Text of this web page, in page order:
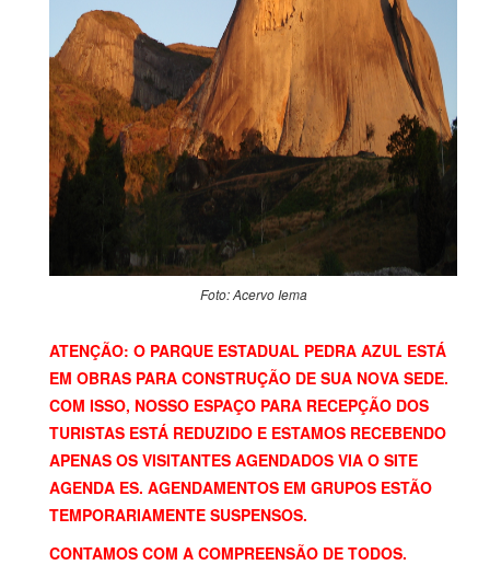
Foto: Acervo Iema
ATENÇÃO: O PARQUE ESTADUAL PEDRA AZUL ESTÁ
EM OBRAS PARA CONSTRUÇÃO DE SUA NOVA SEDE.
COM ISSO, NOSSO ESPAÇO PARA RECEPÇÃO DOS
TURISTAS ESTÁ REDUZIDO E ESTAMOS RECEBENDO
APENAS OS VISITANTES AGENDADOS VIA O SITE
AGENDA ES. AGENDAMENTOS EM GRUPOS ESTÃO
TEMPORARIAMENTE SUSPENSOS.
CONTAMOS COM A COMPREENSÃO DE TODOS.